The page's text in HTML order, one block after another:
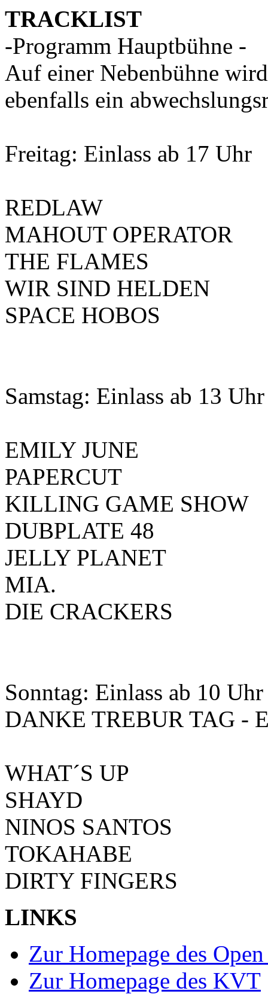
TRACKLIST
-Programm Hauptbühne -
Auf einer Nebenbühne
ebenfalls ein
Freitag: Einlass ab 17 Uhr
REDLAW
MAHOUT OPERATOR
THE FLAMES
WIR SIND HELDEN
SPACE HOBOS
Samstag: Einlass ab 13 Uhr
EMILY JUNE
PAPERCUT
KILLING GAME SHOW
DUBPLATE 48
JELLY PLANET
MIA.
DIE CRACKERS
Sonntag: Einlass ab 10 Uhr
DANKE TREBUR TAG -
WHAT´S UP
SHAYD
NINOS SANTOS
TOKAHABE
DIRTY FINGERS
LINKS
Zur Homepage des
Zur Homepage des KVT